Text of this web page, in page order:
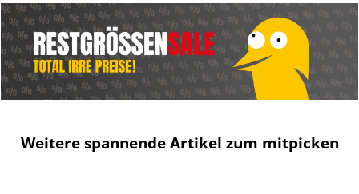
Weitere spannende Artikel zum mitpicken